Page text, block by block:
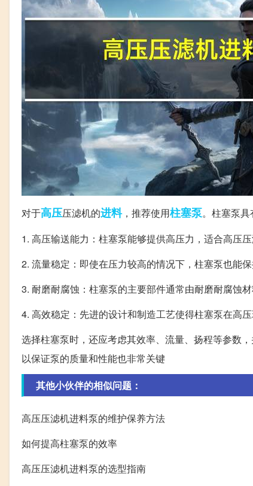
对于高压压滤机的进料，推荐使用柱塞泵。柱塞泵
1. 高压输送能力：柱塞泵能够提供高压力，适合高压压
2. 流量稳定：即使在压力较高的情况下，柱塞泵也能保
3. 耐磨耐腐蚀：柱塞泵的主要部件通常由耐磨耐腐蚀
4. 高效稳定：先进的设计和制造工艺使得柱塞泵在高压
选择柱塞泵时，还应考虑其效率、流量、扬程等参数
以保证泵的质量和性能也非常关键
其他小伙伴的相似问题：
高压压滤机进料泵的维护保养方法
如何提高柱塞泵的效率
高压压滤机进料泵的选型指南